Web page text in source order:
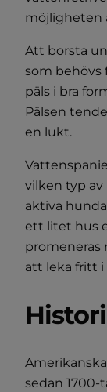
möjligheten
Att borsta
som behövs
päls i bra
Pälsen
en lukt.
vilken typ av
aktiva
ett litet hus
promeneras
att leka fritt
sedan 1700-